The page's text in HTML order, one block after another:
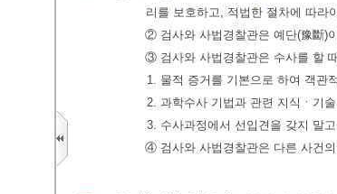
리를 보호하고, 적법한 절차에 따라
② 검사와 사법경찰관은 예단(豫斷)
③ 검사와 사법경찰관은 수사를 할
1. 물적 증거를 기본으로 하여 객관
2. 과학수사 기법과 관련 지식ㆍ기
3. 수사과정에서 선입견을 갖지 말
④ 검사와 사법경찰관은 다른 사건